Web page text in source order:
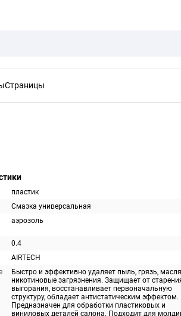
Страницы
пластик
Смазка универсальная
аэрозоль
0.4
AIRTECH
Быстро и эффективно удаляет пыль, грязь,
никотиновые загрязнения. Защищает от
выгорания, восстанавливает первоначальную
структуру, обладает антистатическим эффектом.
Предназначен для обработки пластиковых и
виниловых деталей салона. Подходит для